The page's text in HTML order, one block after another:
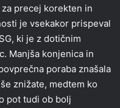
precej korekten in
je vsekakor prispeval
ki je z dotičnim
Manjša konjenica in
poraba znašala
znižate, medtem ko
pot tudi ob bolj